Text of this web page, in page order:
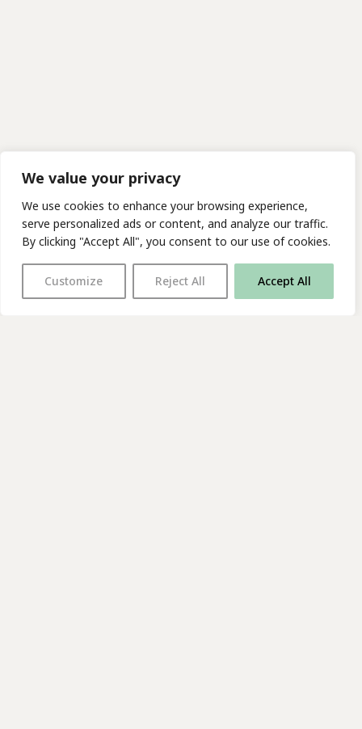
We value your privacy
We use cookies to enhance your browsing experience,
serve personalized ads or content, and analyze our traffic.
By clicking "Accept All", you consent to our use of cookies.
Customize Reject All Accept All